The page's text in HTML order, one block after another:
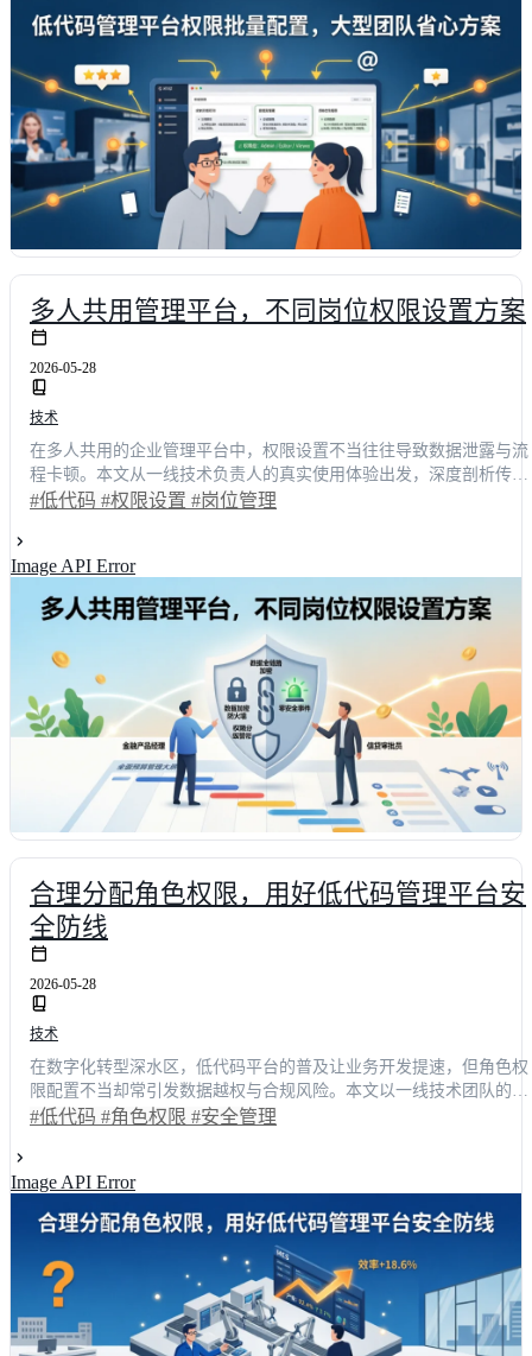
多人共用管理平台，不同岗位权限设置方案
2026-05-28
技术
在多人共用的企业管理平台中，权限设置不当往往导致数据泄露与流
程卡顿。本文从一线技术负责人的真实使用体验出发，深度剖析传统
岗位管理模式的痛点，并展示如何通过低代码架构实现精细化权限管
场景，提供可落地的配置步骤与主流平台对比分析，帮助技术决策者
快速选型，打造安全高效的数字化办公环境。
#低代码 #权限设置 #岗位管理
Image API Error
合理分配角色权限，用好低代码管理平台安
全防线
2026-05-28
技术
在数字化转型深水区，低代码平台的普及让业务开发提速，但角色权
限配置不当却常引发数据越权与合规风险。本文以一线技术团队的真
实使用体验为切入点，剖析传统粗放式授权带来的效率损耗与安全漏
后的权限体系使跨部门协作效率提升42.5%，误操作率下降78%。文
提供可落地的选型对比与实施路径，助力企业筑牢数字资产护城河。
#低代码 #角色权限 #安全管理
Image API Error